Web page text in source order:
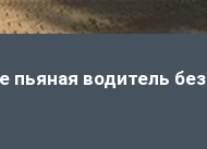
пьяная водитель без